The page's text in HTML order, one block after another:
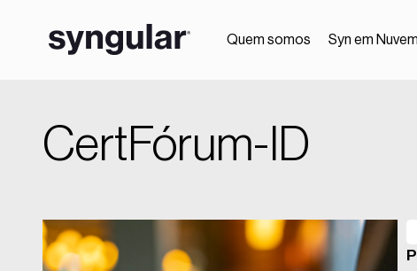
Quem somos Syn em Nuvem
CertFórum-ID